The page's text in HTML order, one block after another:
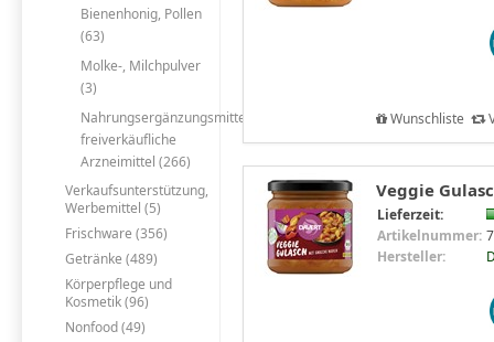
Bienenhonig, Pollen
(63)
Molke-, Milchpulver
(3)
Nahrungsergänzungsmittel,
freiverkäufliche
Arzneimittel (266)
Verkaufsunterstützung,
Werbemittel (5)
Frischware (356)
Getränke (489)
Körperpflege und
Kosmetik (96)
Nonfood (49)
Wunschliste
Veggie
Lieferzeit:
Artikelnummer:
Hersteller: